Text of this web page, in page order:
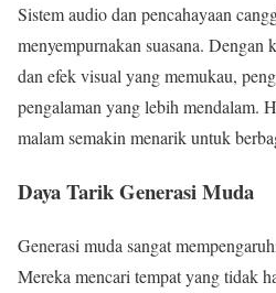
Sistem audio dan pencahayaan
menyempurnakan suasana. Dengan
dan efek visual yang memukau,
pengalaman yang lebih mendalam.
malam semakin menarik untuk
Daya Tarik Generasi Muda
Generasi muda sangat
Mereka mencari tempat yang tidak